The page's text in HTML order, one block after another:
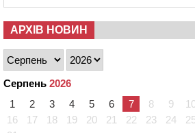
АРХІВ НОВИН
Серпень 2026
1
2 3 4 5 6 7 8 9
16
17 18 19 20 21 22 23 24